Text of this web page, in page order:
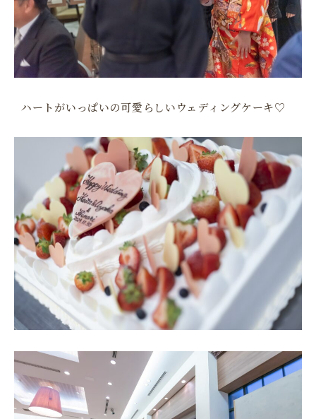
ハートがいっぱいの可愛らしいウェディングケーキ♡